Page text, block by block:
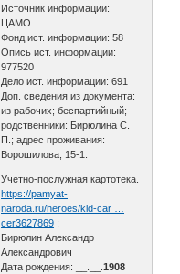
Источник информации:
ЦАМО
Фонд ист. информации: 58
Опись ист. информации:
977520
Дело ист. информации: 691
Доп. сведения из документа:
из рабочих; беспартийный;
родственники: Бирюлина С.
П.; адрес проживания:
Ворошилова, 15-1.
Учетно-послужная картотека.
https://pamyat-
naroda.ru/heroes/kld-car …
cer3627869 :
Бирюлин Александр
Александрович
Дата рождения: __.__.1908